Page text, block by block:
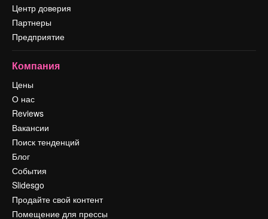
Центр доверия
Партнеры
Предприятие
Компания
Цены
О нас
Reviews
Вакансии
Поиск тенденций
Блог
События
Slidesgo
Продайте свой контент
Помещение для прессы